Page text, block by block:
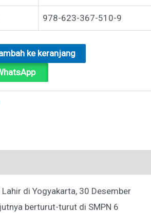
978-623-367-510-9
ke keranjang
Lahir di Yogyakarta, 30 Desember
berturut-turut di SMPN 6